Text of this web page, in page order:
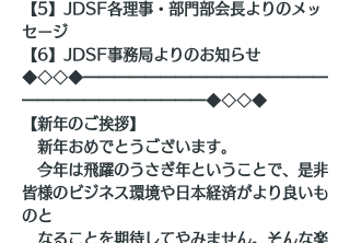
【5】JDSF各理事・部門部会長よりのメッ
セージ
【6】JDSF事務局よりのお知らせ
◆◇◇◆━━━━━━━━━━━━━━━━
━━━━━━━━━━━━◆◇◇◆
【新年のご挨拶】
新年おめでとうございます。
今年は飛躍のうさぎ年ということで、是非
皆様のビジネス環境や日本経済がより良いも
のと
なることを期待してやみません。そんな楽